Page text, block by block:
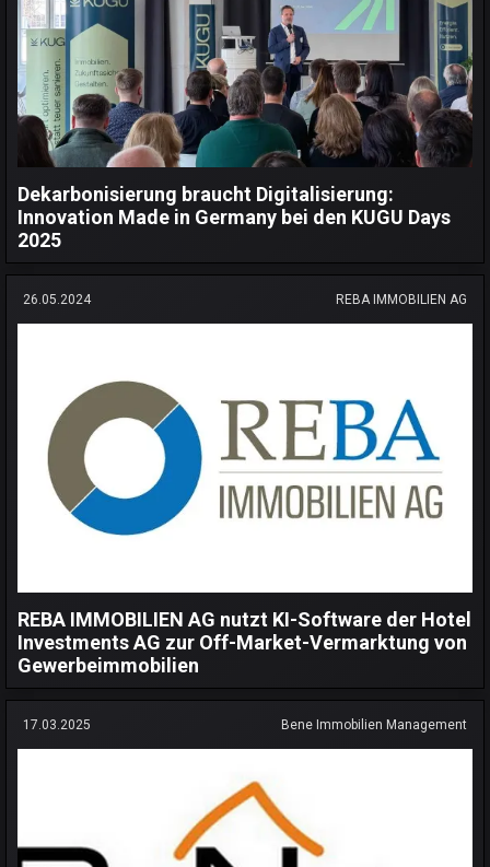
Dekarbonisierung braucht Digitalisierung:
Innovation Made in Germany bei den KUGU Days
2025
26.05.2024 REBA IMMOBILIEN AG
REBA IMMOBILIEN AG nutzt KI-Software der Hotel
Investments AG zur Off-Market-Vermarktung von
Gewerbeimmobilien
17.03.2025 Bene Immobilien Management